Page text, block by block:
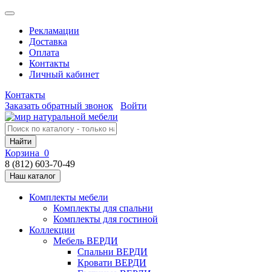
Рекламации
Доставка
Оплата
Контакты
Личный кабинет
Контакты
Заказать обратный звонок
Войти
Найти
Корзина 0
8 (812) 603-70-49
Наш каталог
Комплекты мебели
Комплекты для спальни
Комплекты для гостиной
Коллекции
Мебель ВЕРДИ
Спальни ВЕРДИ
Кровати ВЕРДИ